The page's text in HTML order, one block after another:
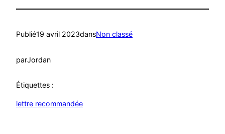
Publié19 avril 2023dansNon classé
parJordan
Étiquettes :
lettre recommandée